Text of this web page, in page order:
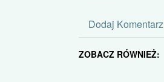
Dodaj Komentarz
ZOBACZ RÓWNIEŻ: